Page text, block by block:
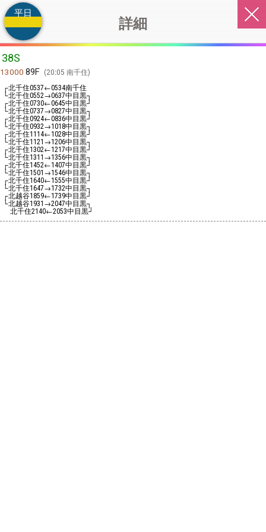
詳細
平日
38S
13000 89F
20:05 南千住
┌北千住0537←0534南千住
└北千住0552→0637中目黒┐
┌北千住0730←0645中目黒┘
└北千住0737→0827中目黒┐
┌北千住0924←0836中目黒┘
└北千住0932→1018中目黒┐
┌北千住1114←1028中目黒┘
└北千住1121 →1206中目黒┐
┌北千住1302←1217中目黒┘
└北千住1311 →1356中目黒┐
┌北千住1452←1407中目黒┘
└北千住1501 →1546中目黒┐
┌北千住1640←1555中目黒┘
└北千住1647→1732中目黒┐
┌北越谷1859←1739中目黒┘
└北越谷1931 →2047中目黒┐
北千住2140←2053中目黒┘